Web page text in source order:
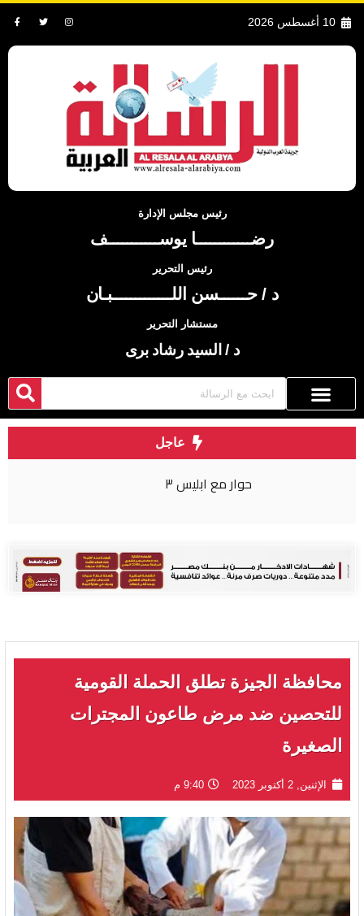
10 أغسطس 2026
رئيس مجلس الإدارة
رضــــــــــــا يوســـــــــــف
رئيس التحرير
د / حــــــسن اللـــــــــــــبـان
مستشار التحرير
د / السيد رشاد برى
عاجل
محافظة الجيزة تطلق الحملة القومية
للتحصين ضد مرض طاعون المجترات
الصغيرة
الإثنين, 2 أكتوبر 2023 9:40 م